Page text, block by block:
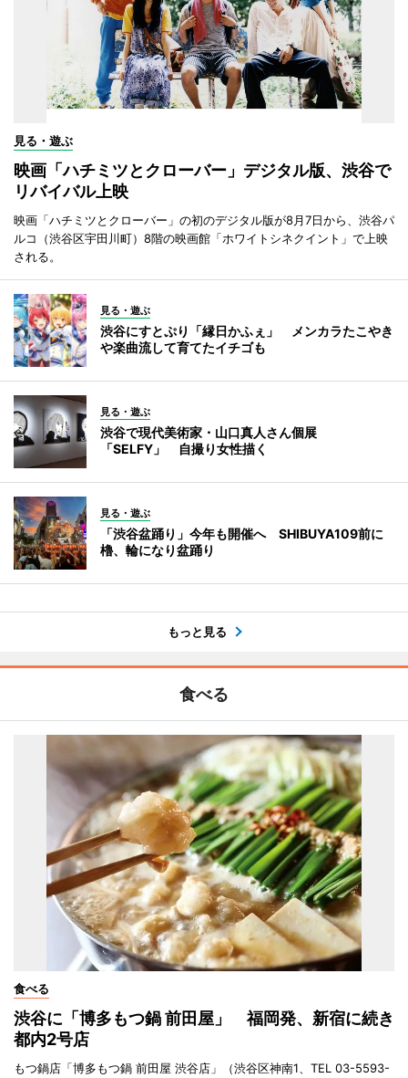
見る・遊ぶ
映画「ハチミツとクローバー」デジタル版、渋谷で
リバイバル上映
映画「ハチミツとクローバー」の初のデジタル版が8月7日から、渋谷パ
ルコ（渋谷区宇田川町）8階の映画館「ホワイトシネクイント」で上映
される。
見る・遊ぶ
渋谷にすとぷり「縁日かふぇ」 メンカラたこやき
や楽曲流して育てたイチゴも
見る・遊ぶ
渋谷で現代美術家・山口真人さん個展
「SELFY」 自撮り女性描く
見る・遊ぶ
「渋谷盆踊り」今年も開催へ SHIBUYA109前に
櫓、輪になり盆踊り
もっと見る
食べる
食べる
渋谷に「博多もつ鍋 前田屋」 福岡発、新宿に続き
都内2号店
もつ鍋店「博多もつ鍋 前田屋 渋谷店」（渋谷区神南1、TEL 03-5593-